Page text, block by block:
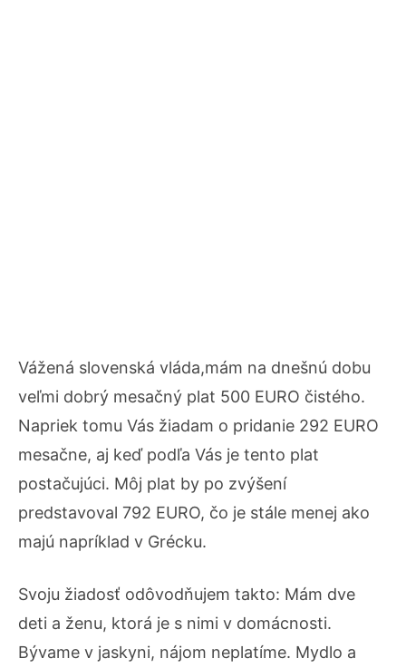
Vážená slovenská vláda,mám na dnešnú dobu
veľmi dobrý mesačný plat 500 EURO čistého.
Napriek tomu Vás žiadam o pridanie 292 EURO
mesačne, aj keď podľa Vás je tento plat
postačujúci. Môj plat by po zvýšení
predstavoval 792 EURO, čo je stále menej ako
majú napríklad v Grécku.
Svoju žiadosť odôvodňujem takto: Mám dve
deti a ženu, ktorá je s nimi v domácnosti.
Bývame v jaskyni, nájom neplatíme. Mydlo a